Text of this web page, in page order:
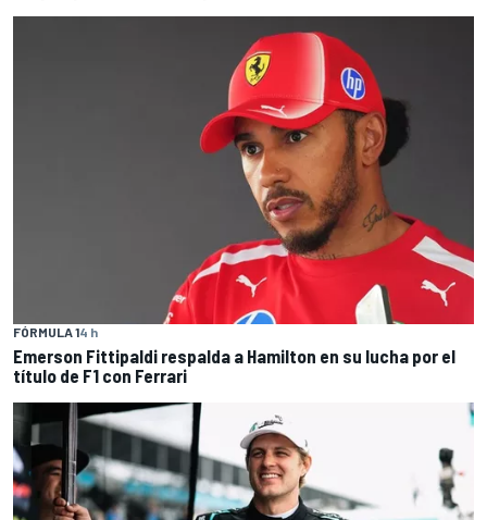
FÓRMULA 14 h
Emerson Fittipaldi respalda a Hamilton en su lucha por el
título de F1 con Ferrari